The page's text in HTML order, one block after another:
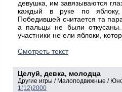
девушка, им завязываются
каждый в руке по
Победившей считается та
а пальцы не были
участники не ели яблоки,
Смотреть текст
Целуй, девка, молодца
Другие игры / Малоподвижные /
1(12)2000